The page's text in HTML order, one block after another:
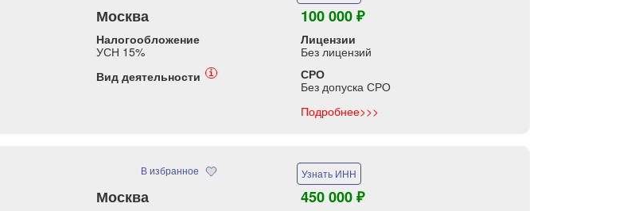
Москва 100 000 ₽
Налогообложение
УСН 15%
Лицензии
Без лицензий
Вид деятельности i
СРО
Без допуска СРО
Подробнее>>>
В избранное Узнать ИНН
Москва 450 000 ₽